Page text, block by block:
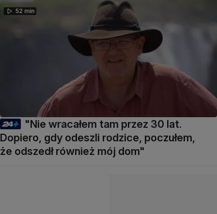
52 min
"Nie wracałem tam przez 30 lat.
Dopiero, gdy odeszli rodzice, poczułem,
że odszedł również mój dom"